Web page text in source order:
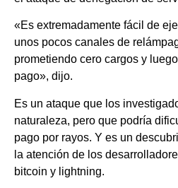
«Es extremadamente fácil de
unos pocos canales de
prometiendo cero cargos y
pago», dijo.
Es un ataque que los
naturaleza, pero que podría
pago por rayos. Y es un
la atención de los
bitcoin y lightning.